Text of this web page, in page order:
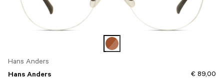
Hans Anders
Hans Anders
€ 89,00